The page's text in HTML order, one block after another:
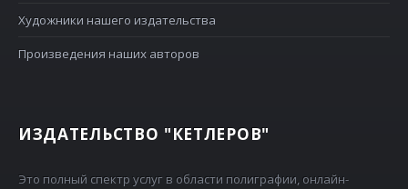
Художники нашего издательства
Произведения наших авторов
ИЗДАТЕЛЬСТВО "КЕТЛЕРОВ"
Это полный спектр услуг в области полиграфии, онлайн-